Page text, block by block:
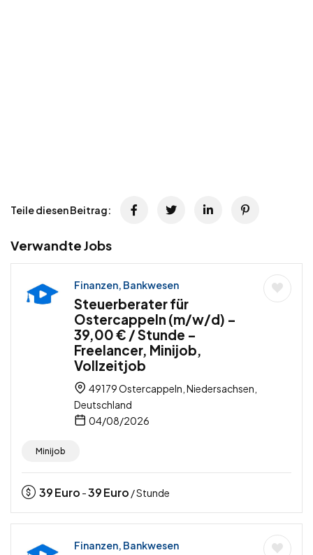
Teile diesen Beitrag:
Verwandte Jobs
Finanzen, Bankwesen
Steuerberater für
Ostercappeln (m/w/d) –
39,00 € / Stunde –
Freelancer, Minijob,
Vollzeitjob
49179 Ostercappeln, Niedersachsen,
Deutschland
04/08/2026
Minijob
39Euro -39Euro / Stunde
Finanzen, Bankwesen